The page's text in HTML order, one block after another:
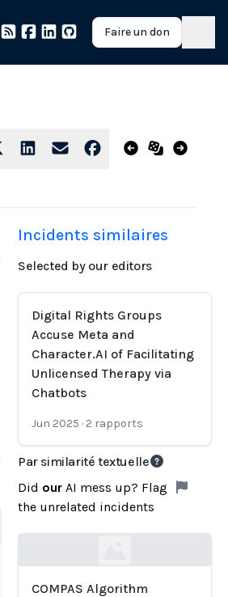
Faire un don
Incidents similaires
Selected by our editors
Digital Rights Groups
Accuse Meta and
Character.AI of Facilitating
Unlicensed Therapy via
Chatbots
Jun 2025 · 2 rapports
Par similarité textuelle
Did our AI mess up? Flag
the unrelated incidents
COMPAS Algorithm